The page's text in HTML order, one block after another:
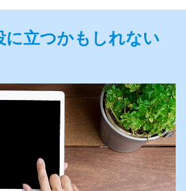
に立つかもしれない